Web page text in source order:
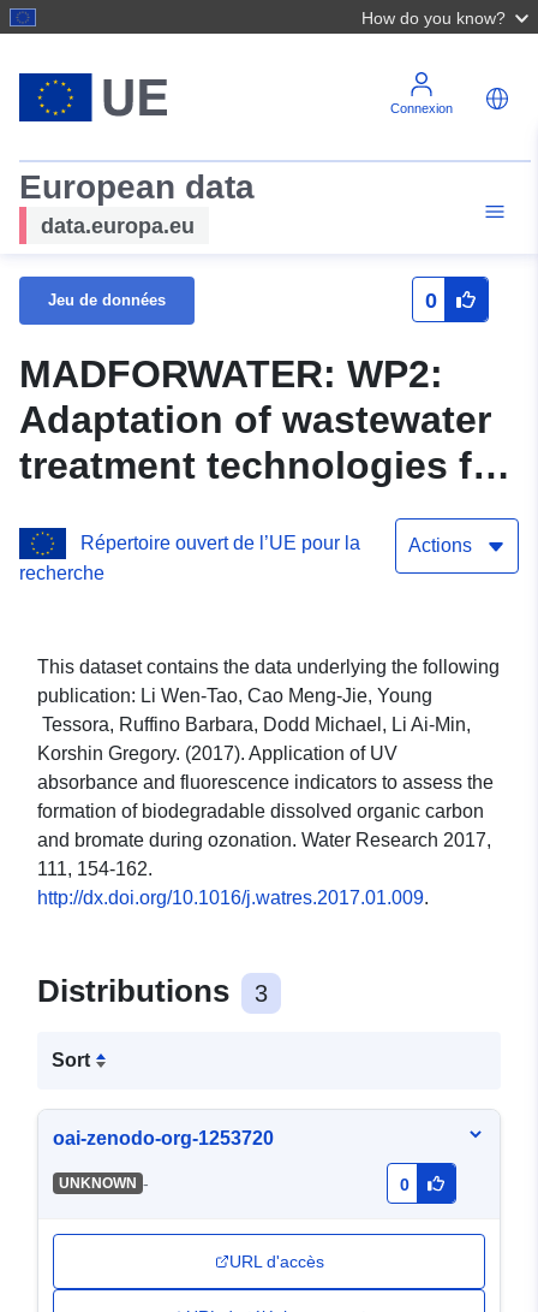
How do you know?
Connexion
European data
data.europa.eu
Jeu de données 0
MADFORWATER: WP2:
Adaptation of wastewater
treatment technologies for
Task2.4: Industrial
Treatment of different
types of wastewater by
means of innovative
resins: Subset1
Répertoire ouvert de l’UE pour la
recherche
Actions
This dataset contains the data underlying the following
publication: Li Wen-Tao, Cao Meng-Jie, Young
Tessora, Ruffino Barbara, Dodd Michael, Li Ai-Min,
Korshin Gregory. (2017). Application of UV
absorbance and fluorescence indicators to assess the
formation of biodegradable dissolved organic carbon
and bromate during ozonation. Water Research 2017,
111, 154-162.
http://dx.doi.org/10.1016/j.watres.2017.01.009.
Distributions 3
Sort
oai-zenodo-org-1253720
UNKNOWN - 0
URL d'accès